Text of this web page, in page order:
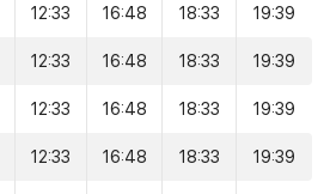
12:33 16:48 18:33 19:39
12:33 16:48 18:33 19:39
12:33 16:48 18:33 19:39
12:33 16:48 18:33 19:39